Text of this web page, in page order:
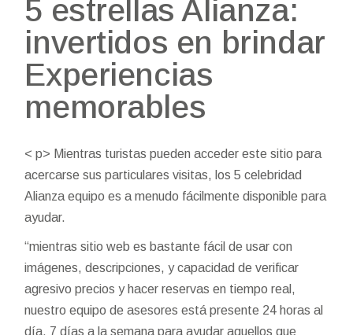
5 estrellas Alianza:
invertidos en brindar
Experiencias
memorables
< p> Mientras turistas pueden acceder este sitio para
acercarse sus particulares visitas, los 5 celebridad
Alianza equipo es a menudo fácilmente disponible para
ayudar.
“mientras sitio web es bastante fácil de usar con
imágenes, descripciones, y capacidad de verificar
agresivo precios y hacer reservas en tiempo real,
nuestro equipo de asesores está presente 24 horas al
día, 7 días a la semana para ayudar aquellos que